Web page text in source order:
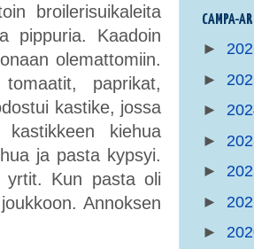
broilerisuikaleita
pippuria. Kaadoin
olemattomiin.
paprikat,
kastike, jossa
kiehua
ja pasta kypsyi.
yrtit. Kun pasta oli
Annoksen
CAMPA-
►
►
►
►
►
►
►